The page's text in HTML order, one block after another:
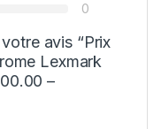
0
avis “Prix
Lexmark
–